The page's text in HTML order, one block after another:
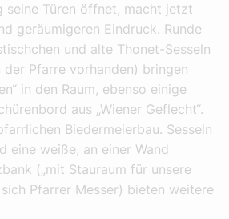
seine Türen öffnet, macht jetzt
geräumigeren Eindruck. Runde
und alte Thonet-Sesseln
Pfarre vorhanden) bringen
in den Raum, ebenso einige
aus „Wiener Geflecht“.
Biedermeierbau. Sesseln
eine weiße, an einer Wand
(„mit Stauraum für unsere
Pfarrer Messer) bieten weitere